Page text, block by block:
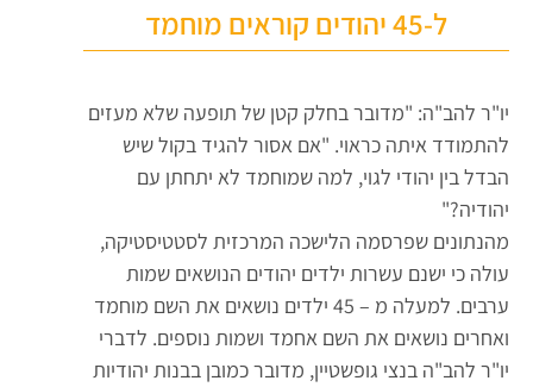
ל-45 יהודים קוראים מוחמד
יו"ר להב"ה: "מדובר בחלק קטן של תופעה שלא מעזים
להתמודד איתה כראוי. "אם אסור להגיד בקול שיש
הבדל בין יהודי לגוי, למה שמוחמד לא יתחתן עם
יהודיה?"
מהנתונים שפרסמה הלישכה המרכזית לסטטיסטיקה,
עולה כי ישנם עשרות ילדים יהודים הנושאים שמות
ערבים. למעלה מ – 45 ילדים נושאים את השם מוחמד
ואחרים נושאים את השם אחמד ושמות נוספים. לדברי
יו"ר להב"ה בנצי גופשטיין, מדובר כמובן בבנות יהודיות